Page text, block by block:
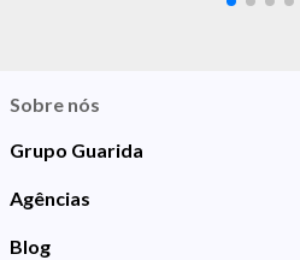
Sobre nós
Grupo Guarida
Agências
Blog